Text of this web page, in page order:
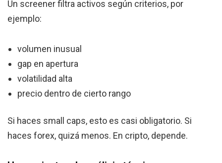
Un screener filtra activos según criterios, por
ejemplo:
volumen inusual
gap en apertura
volatilidad alta
precio dentro de cierto rango
Si haces small caps, esto es casi obligatorio. Si
haces forex, quizá menos. En cripto, depende.